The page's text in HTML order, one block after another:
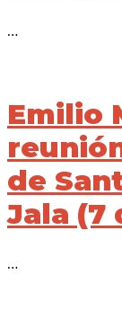
…
Emilio
de
Jala (7
…